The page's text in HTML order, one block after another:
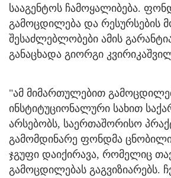
სააგენტოს ჩამოყალიბება.
გამოცდილება და რესურსების
შესაძლებლობები ამის
განაცხადა გიორგი
"ამ მიმართულებით
ინსტიტუციონალური სახით
არსებობს, საერთაშორისო
გამომდინარე ფონდმა
ჯგუფი დაიქირავა, რომელიც
გამოცდილებას გაგვიზიარებს.